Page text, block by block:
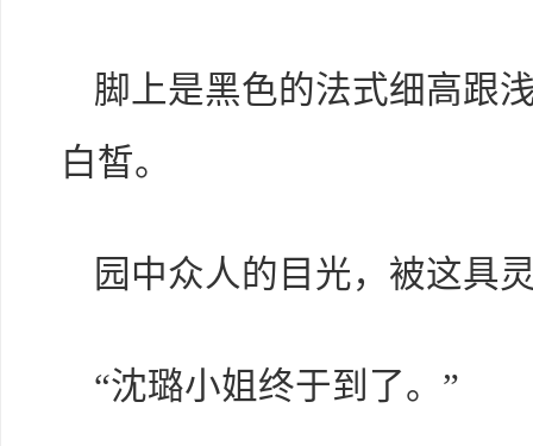
脚上是黑色的法式细高跟
白皙。
园中众人的目光，被这具
“沈璐小姐终于到了。”